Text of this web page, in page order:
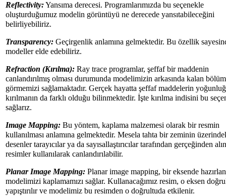
Reflectivity:Yansıma derecesi. Programlarımızda bu seçenekle
oluşturduğumuz modelin görüntüyü ne derecede yansıtabileceğini
belirliyebiliriz.
Transparency: Geçirgenlik anlamına gelmektedir. Bu özellik
modeller elde edebiliriz.
Refraction (Kırılma): Ray trace programlar, şeffaf bir maddenin
canlandırılmış olması durumunda modelimizin arkasında kalan
görmemizi sağlamaktadır. Gerçek hayatta şeffaf maddelerin
kırılmanın da farklı olduğu bilinmektedir. İşte kırılma indisini bu
sağlarız.
Image Mapping: Bu yöntem, kaplama malzemesi olarak bir resmin
kullanılması anlamına gelmektedir. Mesela tahta bir zeminin
desenler tarayıcılar ya da sayısallaştırıcılar tarafından gerçeğinden
resimler kullanılarak canlandırılabilir.
Planar Image Mapping: Planar image mapping, bir eksende
modelimizi kaplamamızı sağlar. Kullanacağımız resim, o eksen
yapıştırılır ve modelimiz bu resimden o doğrultuda etkilenir.